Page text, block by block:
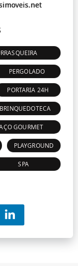
PERGOLADO
PORTARIA 24H
BRINQUEDOTECA
GOURMET
PLAYGROUND
SPA